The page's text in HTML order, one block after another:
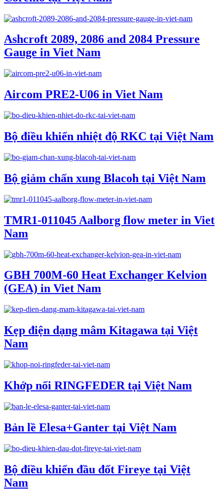
Ashcroft 2089, 2086 and 2084 Pressure
Gauge in Viet Nam
Aircom PRE2-U06 in Viet Nam
Bộ điều khiển nhiệt độ RKC tại Việt Nam
Bộ giảm chấn xung Blacoh tại Việt Nam
TMR1-011045 Aalborg flow meter in Viet
Nam
GBH 700M-60 Heat Exchanger Kelvion
(GEA) in Viet Nam
Kẹp điện dạng mâm Kitagawa tại Việt
Nam
Khớp nối RINGFEDER tại Việt Nam
Bản lề Elesa+Ganter tại Việt Nam
Bộ điều khiển đầu đốt Fireye tại Việt
Nam